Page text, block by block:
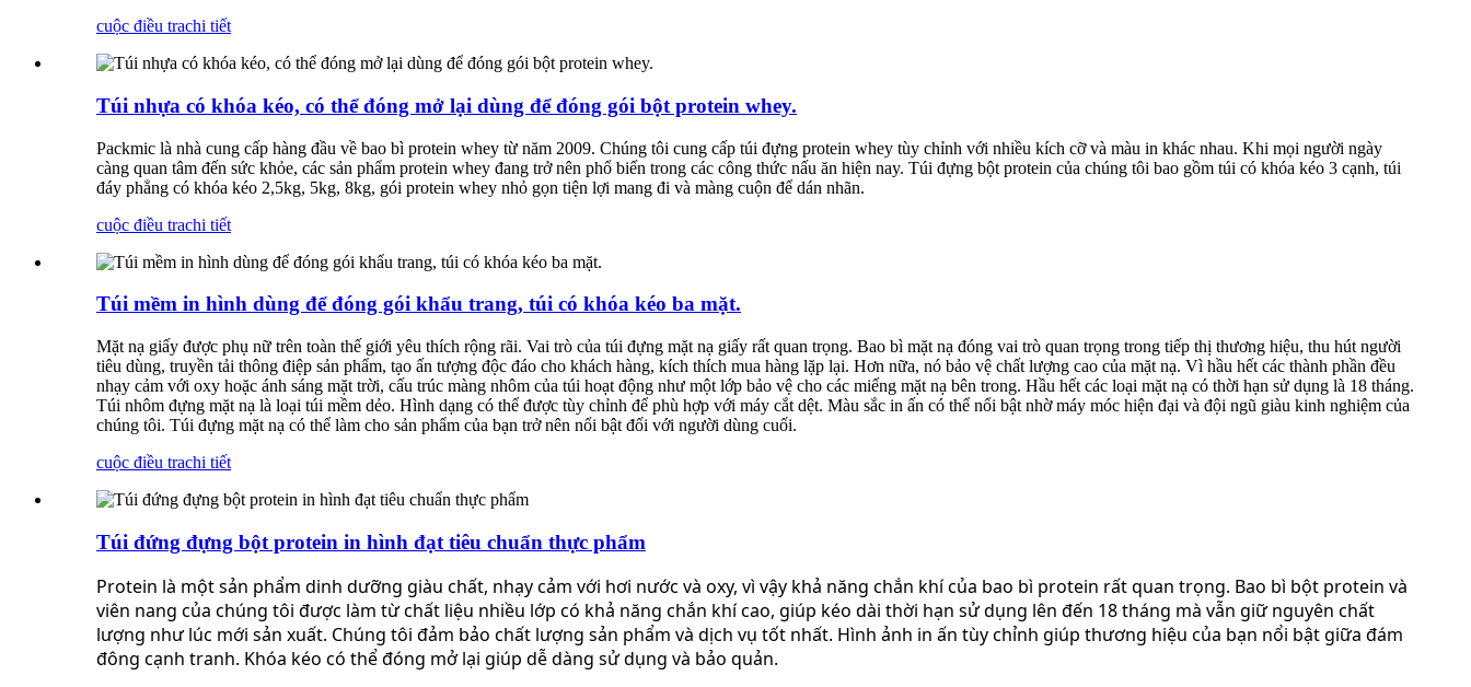
cuộc điều trachi tiết
Túi nhựa có khóa kéo, có thể đóng mở lại dùng để đóng gói bột protein whey.
Packmic là nhà cung cấp hàng đầu về bao bì protein whey từ năm 2009. Chúng tôi cung cấp túi đựng protein whey tùy chỉnh với nhiều kích cỡ và màu in khác nhau. Khi mọi người ngày
càng quan tâm đến sức khỏe, các sản phẩm protein whey đang trở nên phổ biến trong các công thức nấu ăn hiện nay. Túi đựng bột protein của chúng tôi bao gồm túi có khóa kéo 3 cạnh, túi
đáy phẳng có khóa kéo 2,5kg, 5kg, 8kg, gói protein whey nhỏ gọn tiện lợi mang đi và màng cuộn để dán nhãn.
cuộc điều trachi tiết
Túi mềm in hình dùng để đóng gói khẩu trang, túi có khóa kéo ba mặt.
Mặt nạ giấy được phụ nữ trên toàn thế giới yêu thích rộng rãi. Vai trò của túi đựng mặt nạ giấy rất quan trọng. Bao bì mặt nạ đóng vai trò quan trọng trong tiếp thị thương hiệu, thu hút người
tiêu dùng, truyền tải thông điệp sản phẩm, tạo ấn tượng độc đáo cho khách hàng, kích thích mua hàng lặp lại. Hơn nữa, nó bảo vệ chất lượng cao của mặt nạ. Vì hầu hết các thành phần đều
nhạy cảm với oxy hoặc ánh sáng mặt trời, cấu trúc màng nhôm của túi hoạt động như một lớp bảo vệ cho các miếng mặt nạ bên trong. Hầu hết các loại mặt nạ có thời hạn sử dụng là 18 tháng.
Túi nhôm đựng mặt nạ là loại túi mềm dẻo. Hình dạng có thể được tùy chỉnh để phù hợp với máy cắt dệt. Màu sắc in ấn có thể nổi bật nhờ máy móc hiện đại và đội ngũ giàu kinh nghiệm của
chúng tôi. Túi đựng mặt nạ có thể làm cho sản phẩm của bạn trở nên nổi bật đối với người dùng cuối.
cuộc điều trachi tiết
Túi đứng đựng bột protein in hình đạt tiêu chuẩn thực phẩm
Protein là một sản phẩm dinh dưỡng giàu chất, nhạy cảm với hơi nước và oxy, vì vậy khả năng chắn khí của bao bì protein rất quan trọng. Bao bì bột protein và
viên nang của chúng tôi được làm từ chất liệu nhiều lớp có khả năng chắn khí cao, giúp kéo dài thời hạn sử dụng lên đến 18 tháng mà vẫn giữ nguyên chất
lượng như lúc mới sản xuất. Chúng tôi đảm bảo chất lượng sản phẩm và dịch vụ tốt nhất. Hình ảnh in ấn tùy chỉnh giúp thương hiệu của bạn nổi bật giữa đám
đông cạnh tranh. Khóa kéo có thể đóng mở lại giúp dễ dàng sử dụng và bảo quản.